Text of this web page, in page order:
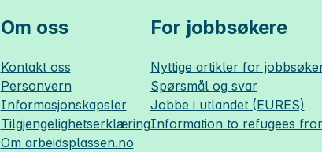
Om oss
Kontakt oss
Personvern
Informasjonskapsler
Tilgjengelighetserklæring
Om arbeidsplassen.no
For jobbsøkere
Nyttige artikler for
Spørsmål og svar
Jobbe i utlandet (EURES)
Information to refugees